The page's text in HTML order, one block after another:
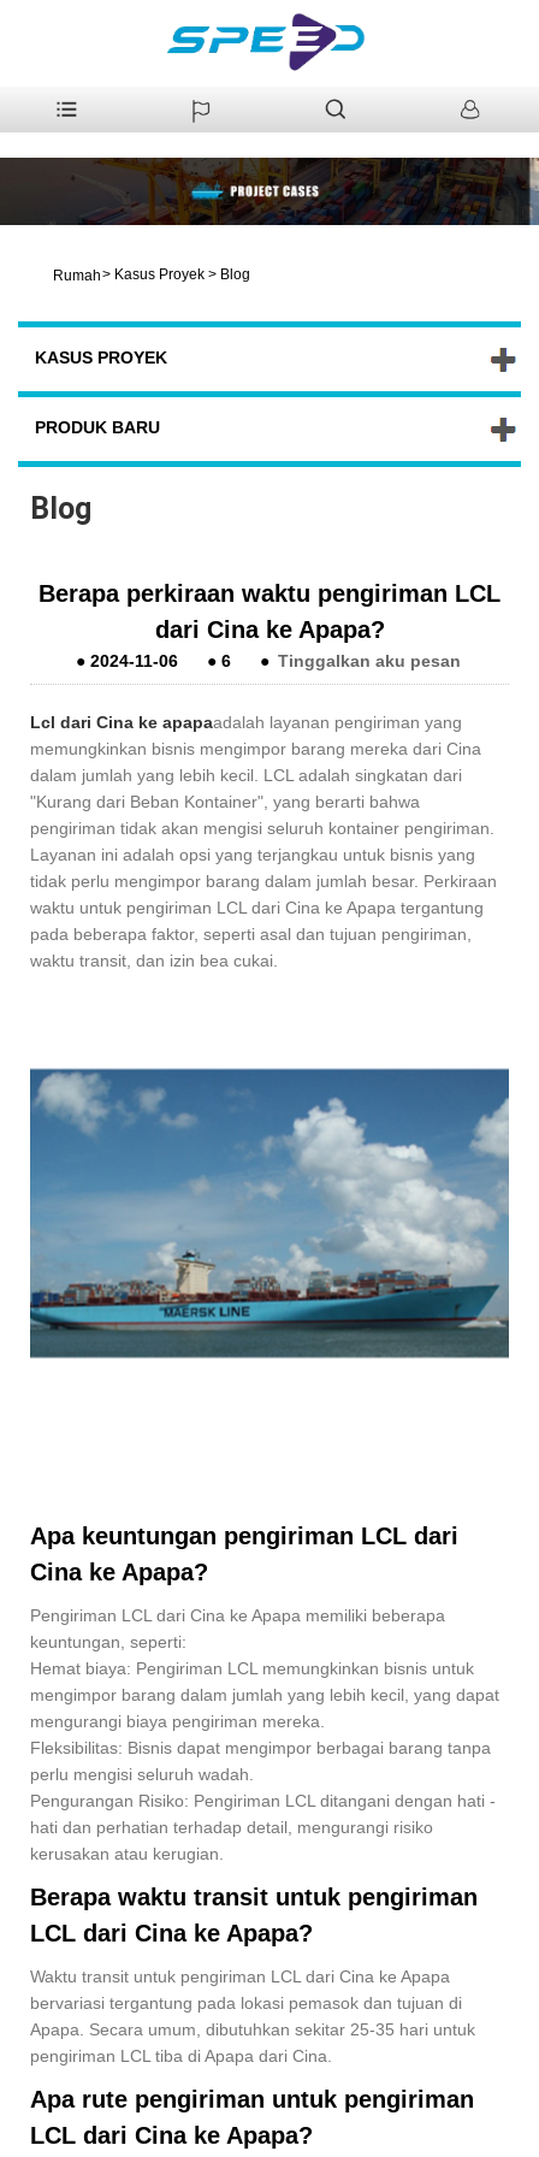
Rumah> Kasus Proyek > Blog
KASUS PROYEK
PRODUK BARU
Blog
Berapa perkiraan waktu pengiriman LCL
dari Cina ke Apapa?
● 2024-11-06 ● 6 ● Tinggalkan aku pesan
Lcl dari Cina ke apapaadalah layanan pengiriman yang
memungkinkan bisnis mengimpor barang mereka dari Cina
dalam jumlah yang lebih kecil. LCL adalah singkatan dari
"Kurang dari Beban Kontainer", yang berarti bahwa
pengiriman tidak akan mengisi seluruh kontainer pengiriman.
Layanan ini adalah opsi yang terjangkau untuk bisnis yang
tidak perlu mengimpor barang dalam jumlah besar. Perkiraan
waktu untuk pengiriman LCL dari Cina ke Apapa tergantung
pada beberapa faktor, seperti asal dan tujuan pengiriman,
waktu transit, dan izin bea cukai.
Apa keuntungan pengiriman LCL dari
Cina ke Apapa?
Pengiriman LCL dari Cina ke Apapa memiliki beberapa
keuntungan, seperti:
Hemat biaya: Pengiriman LCL memungkinkan bisnis untuk
mengimpor barang dalam jumlah yang lebih kecil, yang dapat
mengurangi biaya pengiriman mereka.
Fleksibilitas: Bisnis dapat mengimpor berbagai barang tanpa
perlu mengisi seluruh wadah.
Pengurangan Risiko: Pengiriman LCL ditangani dengan hati -
hati dan perhatian terhadap detail, mengurangi risiko
kerusakan atau kerugian.
Berapa waktu transit untuk pengiriman
LCL dari Cina ke Apapa?
Waktu transit untuk pengiriman LCL dari Cina ke Apapa
bervariasi tergantung pada lokasi pemasok dan tujuan di
Apapa. Secara umum, dibutuhkan sekitar 25-35 hari untuk
pengiriman LCL tiba di Apapa dari Cina.
Apa rute pengiriman untuk pengiriman
LCL dari Cina ke Apapa?